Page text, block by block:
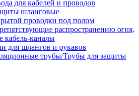
для кабелей и проводов
шланговые
проводки под полом
распространению огня,
кабель-каналы
для шлангов и рукавов
трубы/Трубы для защиты